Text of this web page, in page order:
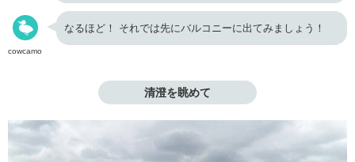
cowcamo
なるほど！ それでは先にバルコニーに出てみましょう！
清澄を眺めて